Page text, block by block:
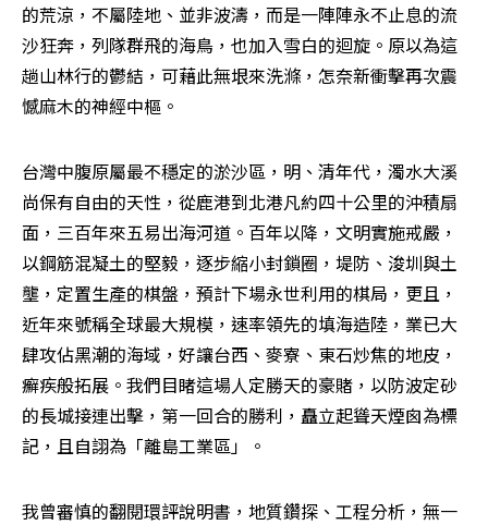
的荒涼，不屬陸地、並非波濤，而是一陣陣永不止息的流
沙狂奔，列隊群飛的海鳥，也加入雪白的迴旋。原以為這
趟山林行的鬱結，可藉此無垠來洗滌，怎奈新衝擊再次震
憾麻木的神經中樞。
台灣中腹原屬最不穩定的淤沙區，明、清年代，濁水大溪
尚保有自由的天性，從鹿港到北港凡約四十公里的沖積扇
面，三百年來五易出海河道。百年以降，文明實施戒嚴，
以鋼筋混凝土的堅毅，逐步縮小封鎖圈，堤防、浚圳與土
壟，定置生產的棋盤，預計下場永世利用的棋局，更且，
近年來號稱全球最大規模，速率領先的填海造陸，業已大
肆攻佔黑潮的海域，好讓台西、麥寮、東石炒焦的地皮，
癬疾般拓展。我們目睹這場人定勝天的豪賭，以防波定砂
的長城接連出擊，第一回合的勝利，矗立起聳天煙囪為標
記，且自詡為「離島工業區」。
我曾審慎的翻閱環評說明書，地質鑽探、工程分析，無一